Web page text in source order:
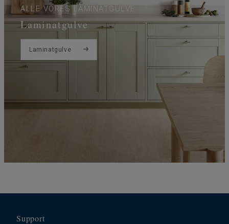
ALLE VORES LAMINATGULVE
Laminatgulve
Laminatgulve
Support